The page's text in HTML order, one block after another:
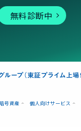
無料診断中
号資産 個人向けサービス